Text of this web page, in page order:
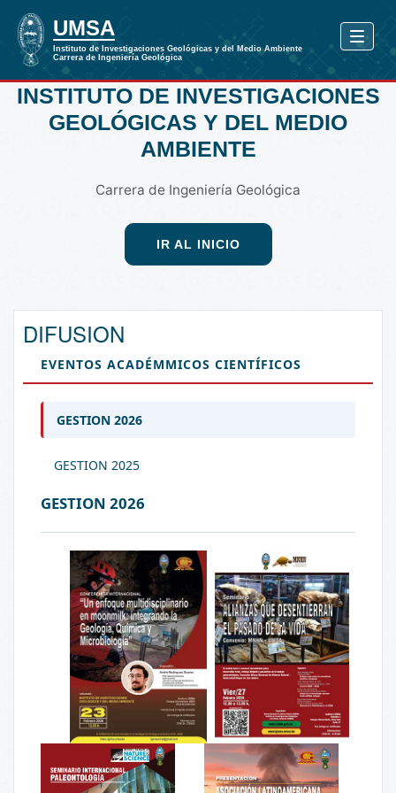
INSTITUTO DE INVESTIGACIONES
GEOLÓGICAS Y DEL MEDIO
AMBIENTE
Carrera de Ingeniería Geológica
IR AL INICIO
DIFUSION
EVENTOS ACADÉMMICOS CIENTÍFICOS
GESTION 2026
GESTION 2025
GESTION 2026